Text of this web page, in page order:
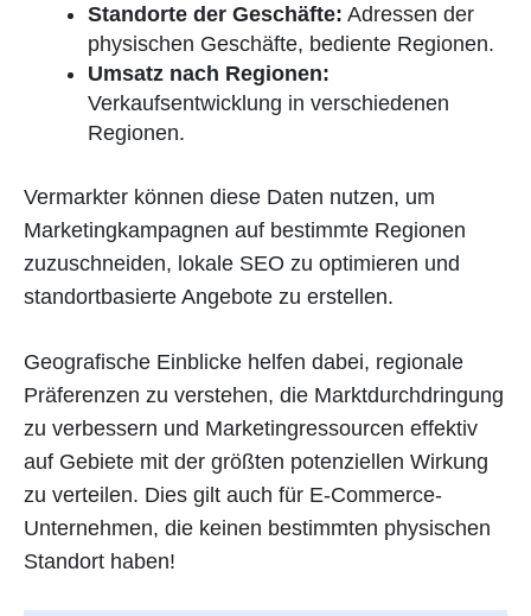
Standorte der Geschäfte: Adressen der
physischen Geschäfte, bediente Regionen.
Umsatz nach Regionen:
Verkaufsentwicklung in verschiedenen
Regionen.
Vermarkter können diese Daten nutzen, um
Marketingkampagnen auf bestimmte Regionen
zuzuschneiden, lokale SEO zu optimieren und
standortbasierte Angebote zu erstellen.
Geografische Einblicke helfen dabei, regionale
Präferenzen zu verstehen, die Marktdurchdringung
zu verbessern und Marketingressourcen effektiv
auf Gebiete mit der größten potenziellen Wirkung
zu verteilen. Dies gilt auch für E-Commerce-
Unternehmen, die keinen bestimmten physischen
Standort haben!